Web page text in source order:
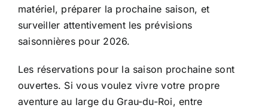
matériel, préparer la prochaine saison, et
surveiller attentivement les prévisions
saisonnières pour 2026.
Les réservations pour la saison prochaine sont
ouvertes. Si vous voulez vivre votre propre
aventure au large du Grau-du-Roi, entre